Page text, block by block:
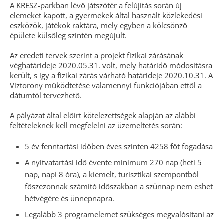
A KRESZ-parkban lévő játszótér a felújítás során új
elemeket kapott, a gyermekek által használt közlekedési
eszközök, játékok raktára, mely egyben a kölcsönző
épülete külsőleg szintén megújult.
Az eredeti tervek szerint a projekt fizikai zárásának
véghatárideje 2020.05.31. volt, mely határidő módosításra
került, s így a fizikai zárás várható határideje 2020.10.31. A
Víztorony működtetése valamennyi funkciójában ettől a
dátumtól tervezhető.
A pályázat által előírt kötelezettségek alapján az alábbi
feltételeknek kell megfelelni az üzemeltetés során:
5 év fenntartási időben éves szinten 4258 főt fogadása
A nyitvatartási idő évente minimum 270 nap (heti 5
nap, napi 8 óra), a kiemelt, turisztikai szempontból
főszezonnak számító időszakban a szünnap nem eshet
hétvégére és ünnepnapra.
Legalább 3 programelemet szükséges megvalósítani az